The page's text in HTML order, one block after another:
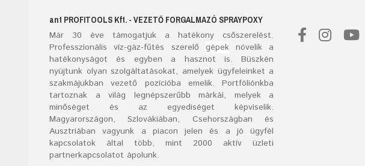
ant PROFITOOLS Kft. - VEZETŐ FORGALMAZÓ SPRAYPOXY
Már 30éve támogatjuk a hatékony csőszerelést.
Professzionális víz-gáz-fűtés szerelő gépeknövelik a
hatékonyságot és egyben a hasznot is. Büszkén
nyújtunk olyan szolgáltatásokat, amelyek ügyfeleinket a
szakmájukban vezető pozícióba emelik. Portfóliónkba
tartoznak a világ legnépszerűbb márkái, melyek a
minőséget és az egyediséget képviselik.
Magyarországon, Szlovákiában, Csehországban és
Ausztriában vagyunk a piacon jelen és a jó ügyfél
kapcsolatok által több, mint 2000 aktív üzleti
partnerkapcsolatot ápolunk.